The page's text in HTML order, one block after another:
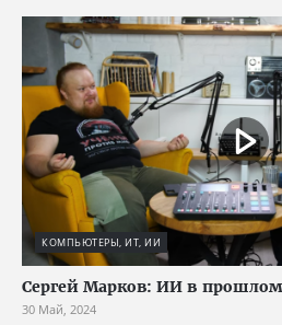
КОМПЬЮТЕРЫ, ИТ, ИИ
Сергей Марков: ИИ в
30 Май, 2024